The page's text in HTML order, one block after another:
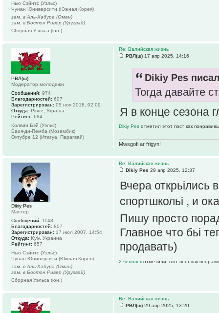
Нью Сэйнтс (Уэльс)
Чунан Юниверсити (Южная Корея)
зам. в Аль-Хабура (Оман)
зам. в Бостон Ривер (Уругвай)
Сборная Уэльса (юн.)
Re: Валийская жизнь
РВЛ(ш) 17 апр 2025, 14:16
Dikiy Pes
Тогда давайте
Я в конце сезона
Dikiy Pes отметил этот пост как
Mwsgofi ar frigyn!
РВЛ(ш)
Модератор молодежи
Сообщений: 974
Благодарностей: 607
Зарегистрирован: 05 ноя 2018, 02:09
Откуда: Рiвне, Україна
Рейтинг: 684
Колвин Бэй (Уэльс)
Баия-ди-Пемба (Мозамбик)
Октубре 12 (Итагуа, Парагвай)
Re: Валийская жизнь
Dikiy Pes 29 апр 2025, 12:37
Вчера открьілись
спортшкольі , и
Пишу просто
Главное что бьі
продавать)
2 человек отметили этот пост как
Dikiy Pes
Мастер
Сообщений: 1143
Благодарностей: 807
Зарегистрирован: 17 июл 2007, 14:54
Откуда: Kyiv, Украина
Рейтинг: 657
Нью Сэйнтс (Уэльс)
Чунан Юниверсити (Южная Корея)
зам. в Аль-Хабура (Оман)
зам. в Бостон Ривер (Уругвай)
Сборная Уэльса (юн.)
Re: Валийская жизнь
РВЛ(ш) 29 апр 2025, 13:20